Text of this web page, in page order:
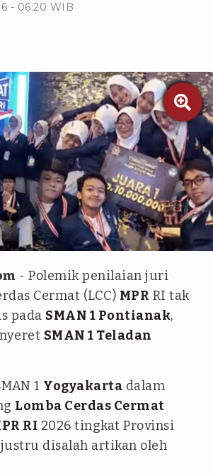
- 06:20 WIB

TikTok @awokwowk.0
- Polemik penilaian juri
Cermat (LCC) MPR RI tak
pada SMAN 1 Pontianak,
SMAN 1 Teladan
1 Yogyakarta dalam
Lomba Cerdas Cermat
RI 2026 tingkat Provinsi
justru disalah artikan oleh